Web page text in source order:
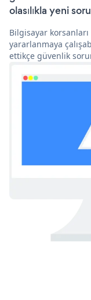
olasılıkla yeni
Bilgisayar
yararlanmaya
ettikçe güvenlik